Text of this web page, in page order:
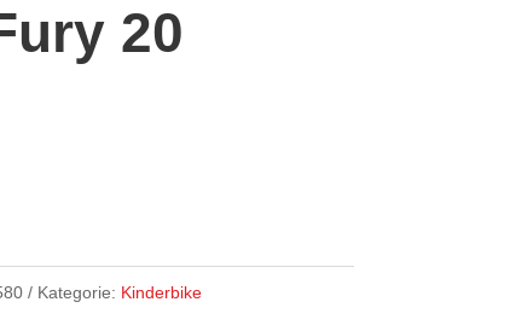
20
Kategorie: Kinderbike